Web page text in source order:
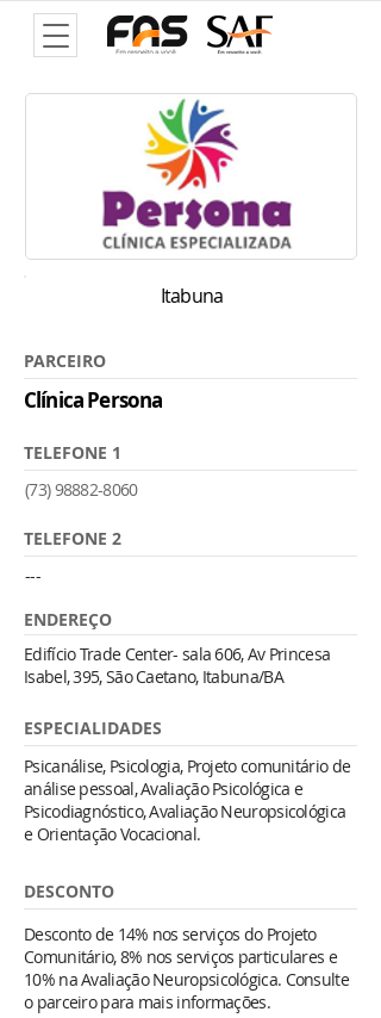
Itabuna
PARCEIRO
Clínica Persona
TELEFONE 1
(73) 98882-8060
TELEFONE 2
---
ENDEREÇO
Edifício Trade Center- sala 606, Av Princesa
Isabel, 395, São Caetano, Itabuna/BA
ESPECIALIDADES
Psicanálise, Psicologia, Projeto comunitário de
análise pessoal, Avaliação Psicológica e
Psicodiagnóstico, Avaliação Neuropsicológica
e Orientação Vocacional.
DESCONTO
Desconto de 14% nos serviços do Projeto
Comunitário, 8% nos serviços particulares e
10% na Avaliação Neuropsicológica. Consulte
o parceiro para mais informações.